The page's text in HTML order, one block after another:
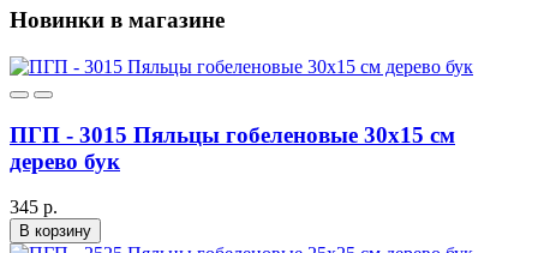
Новинки в магазине
ПГП - 3015 Пяльцы гобеленовые 30х15 см
дерево бук
345 р.
В корзину